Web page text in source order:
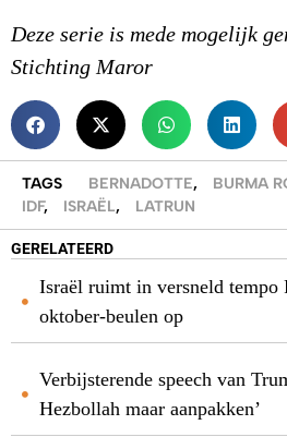
Deze serie is mede mogelijk
Stichting Maror
TAGS BERNADOTTE, BURMA
IDF, ISRAËL, LATRUN
GERELATEERD
Israël ruimt in versneld tempo
oktober-beulen op
Verbijsterende speech van
Hezbollah maar aanpakken’